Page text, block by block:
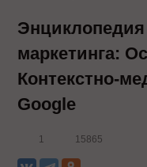
Энциклопедия
маркетинга:
Контекстно-
Google
1 15865